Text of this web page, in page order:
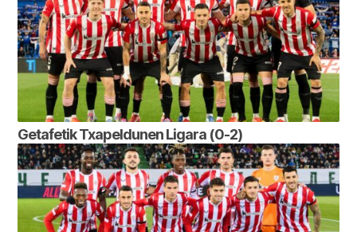
Getafetik Txapeldunen Ligara (0-2)